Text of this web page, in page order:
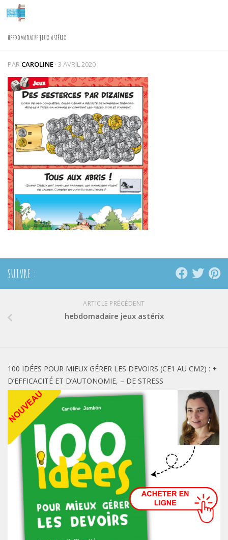
Skip to content
HEBDOMADAIRE JEUX ASTÉRIX
PAR CAROLINE · 3 AVRIL 2020
SUIVRE :
ARTICLE PRÉCÉDENT
hebdomadaire jeux astérix
100 IDÉES POUR MIEUX GÉRER LES DEVOIRS (CE1 AU CM2) : +
D’EFFICACITÉ ET D’AUTONOMIE, – DE STRESS